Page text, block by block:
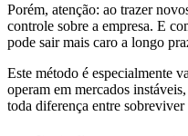
Porém, atenção: ao trazer
controle sobre a empresa. E
pode sair mais caro a longo
Este método é especialmente
operam em mercados
toda diferença entre sobreviver